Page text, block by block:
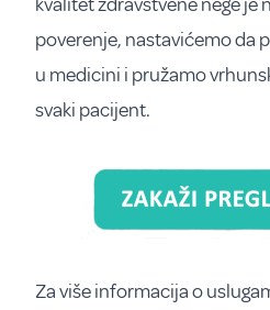
kvalitet zdravstvene nege je
poverenje, nastavićemo da
u medicini i pružamo
svaki pacijent.
Za više informacija o